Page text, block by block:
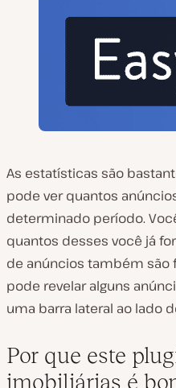
As estatísticas são
pode ver quantos
determinado período.
quantos desses você já
de anúncios também são
pode revelar alguns
uma barra lateral ao lado
Por que este
imobiliárias é